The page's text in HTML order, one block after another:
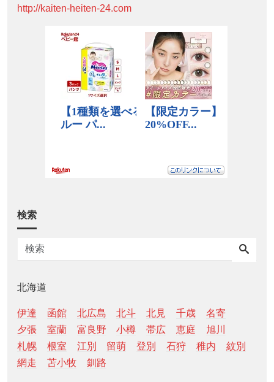
http://kaiten-heiten-24.com
検索
北海道
伊達 函館 北広島 北斗 北見 千歳
名寄
夕張
室蘭 富良野 小樽 帯広 恵庭
旭川
札幌
根室 江別 留萌 登別 石狩 稚内
紋別
網走
苫小牧 釧路